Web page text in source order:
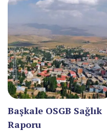
AMASYA
ANTALYA
ARDAHAN
ARTVİN
AYDIN
BALIKESİR
Başkale OSGB Sağlık
Raporu